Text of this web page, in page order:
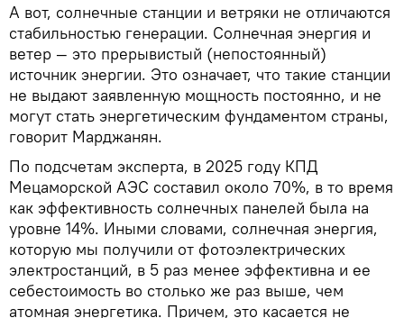
А вот, солнечные станции и ветряки не отличаются
стабильностью генерации. Солнечная энергия и
ветер — это прерывистый (непостоянный)
источник энергии. Это означает, что такие станции
не выдают заявленную мощность постоянно, и не
могут стать энергетическим фундаментом страны,
говорит Марджанян.
По подсчетам эксперта, в 2025 году КПД
Мецаморской АЭС составил около 70%, в то время
как эффективность солнечных панелей была на
уровне 14%. Иными словами, солнечная энергия,
которую мы получили от фотоэлектрических
электростанций, в 5 раз менее эффективна и ее
себестоимость во столько же раз выше, чем
атомная энергетика. Причем, это касается не